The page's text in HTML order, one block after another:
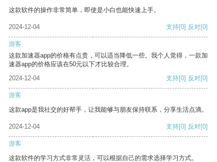
这款软件的操作非常简单，即使是小白也能快速上手。
2024-12-04 支持[0] 反对[0]
游客
这款加速器app的价格有点贵，可以适当降低一些。我个人觉得，一款加
速器app的价格应该在50元以下才比较合理。
2024-12-04
支持[0] 反对[0]
游客
这款app是我社交的好帮手，让我能够与朋友保持联系，分享生活点滴。
2024-12-04 支持[0] 反对[0]
游客
这款软件的学习方式非常灵活，可以根据自己的需求选择学习方式。